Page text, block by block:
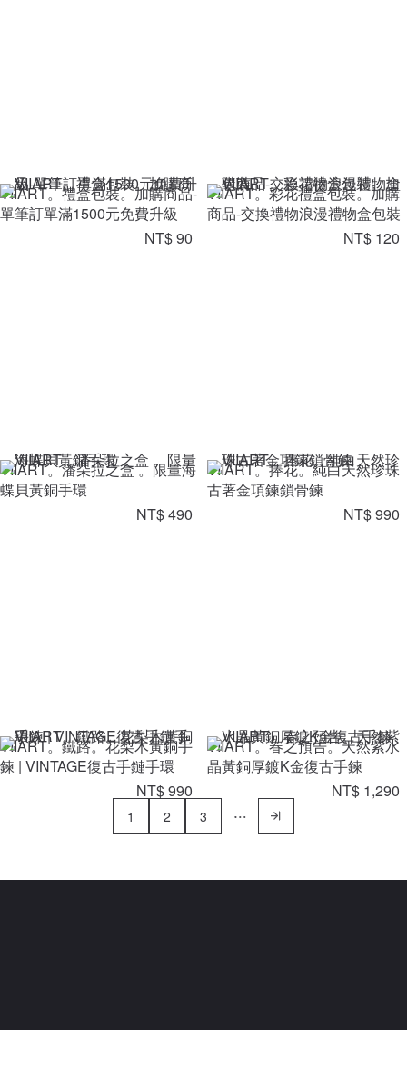
VIIART。禮盒包裝。加購商品-
單筆訂單滿1500元免費升級
NT$ 90
VIIART。彩花禮盒包裝。加購
商品-交換禮物浪漫禮物盒包裝
NT$ 120
VIIART。潘朵拉之盒 。限量海
蝶貝黃銅手環
NT$ 490
VIIART。捧花。純白天然珍珠
古著金項鍊鎖骨鍊
NT$ 990
VIIART。鐵路。花梨木黃銅手
鍊 | VINTAGE復古手鏈手環
NT$ 990
VIIART。春之預告。天然紫水
晶黃銅厚鍍K金復古手鍊
NT$ 1,290
1 2 3